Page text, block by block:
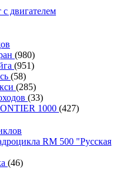
с двигателем
(980)
(951)
(58)
(285)
(33)
1000 (427)
RM 500 "Русская
(46)